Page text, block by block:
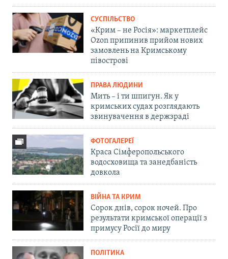
СУСПІЛЬСТВО
«Крим – не Росія»: маркетплейс
Ozon припинив прийом нових
замовлень на Кримському
півострові
ПРАВА ЛЮДИНИ
Мить – і ти шпигун. Як у
кримських судах розглядають
звинувачення в держзраді
ФОТОГАЛЕРЕЇ
Краса Сімферопольського
водосховища та занедбаність
довкола
ВІЙНА ТА КРИМ
Сорок днів, сорок ночей. Про
результати кримської операції з
примусу Росії до миру
ПОЛІТИКА